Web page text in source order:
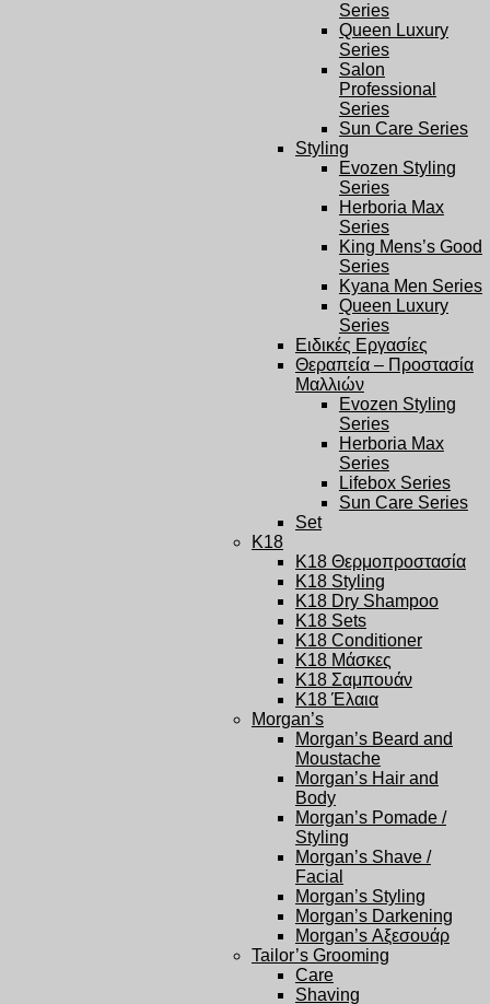
Series
Queen Luxury
Series
Salon
Professional
Series
Sun Care Series
Styling
Evozen Styling
Series
Herboria Max
Series
King Mens’s Good
Series
Kyana Men Series
Queen Luxury
Series
Ειδικές Εργασίες
Θεραπεία – Προστασία
Μαλλιών
Evozen Styling
Series
Herboria Max
Series
Lifebox Series
Sun Care Series
Set
K18
K18 Θερμοπροστασία
K18 Styling
K18 Dry Shampoo
K18 Sets
K18 Conditioner
K18 Μάσκες
K18 Σαμπουάν
K18 Έλαια
Morgan’s
Morgan’s Beard and
Moustache
Morgan’s Hair and
Body
Morgan’s Pomade /
Styling
Morgan’s Shave /
Facial
Morgan’s Styling
Morgan’s Darkening
Morgan’s Αξεσουάρ
Tailor’s Grooming
Care
Shaving